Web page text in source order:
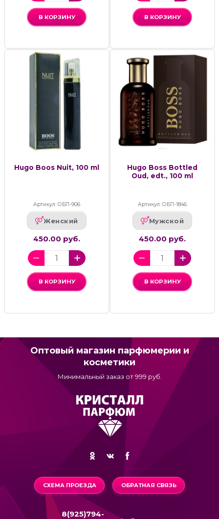
В КОРЗИНУ В КОРЗИНУ
Hugo Boos Nuit, 100 ml
Артикул: ОБП-906
Женский
450.00 руб.
В КОРЗИНУ
Hugo Boss Bottled
Oud, edt., 100 ml
Артикул: ОБП-1846
Мужской
450.00 руб.
В КОРЗИНУ
Оптовый магазин парфюмерии и
косметики
Минимальный заказ от 999 руб.
СХЕМА ПРОЕЗДА ОБРАТНАЯ СВЯЗЬ
8(925)794-